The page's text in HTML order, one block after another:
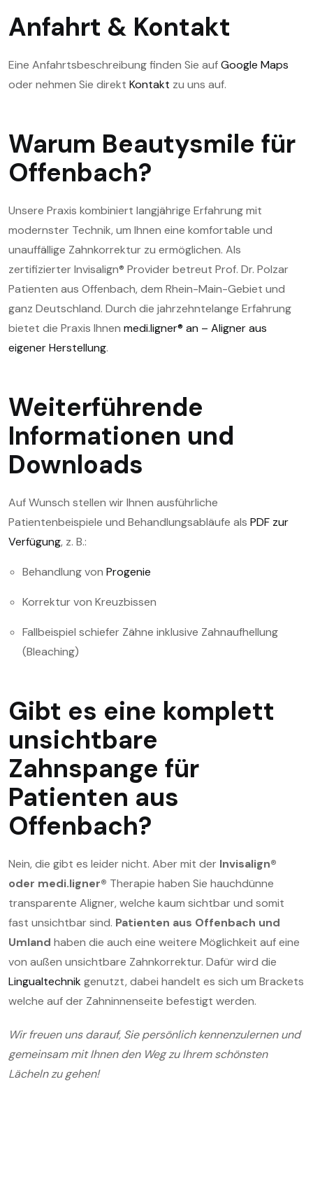
Anfahrt & Kontakt
Eine Anfahrtsbeschreibung finden Sie aufGoogle Maps
oder nehmen Sie direkt Kontakt zu uns auf.
Warum Beautysmile für
Offenbach?
Unsere Praxis kombiniert langjährige Erfahrung mit
modernster Technik, um Ihnen eine komfortable und
unauffällige Zahnkorrektur zu ermöglichen. Als
zertifizierter Invisalign® Provider betreut Prof. Dr. Polzar
Patienten aus Offenbach, dem Rhein-Main-Gebiet und
ganz Deutschland. Durch die jahrzehntelange Erfahrung
bietet die Praxis Ihnen medi.ligner® an – Aligner aus
eigener Herstellung.
Weiterführende
Informationen und
Downloads
Auf Wunsch stellen wir Ihnen ausführliche
Patientenbeispiele und Behandlungsabläufe als PDF zur
Verfügung, z. B.:
Behandlung von Progenie
Korrektur von Kreuzbissen
Fallbeispiel schiefer Zähne inklusive Zahnaufhellung
(Bleaching)
Gibt es eine komplett
unsichtbare
Zahnspange für
Patienten aus
Offenbach?
Nein, die gibt es leider nicht. Aber mit der Invisalign®
oder medi.ligner® Therapie haben Sie hauchdünne
transparente Aligner, welche kaum sichtbar und somit
fast unsichtbar sind. Patienten aus Offenbach und
Umland haben die auch eine weitere Möglichkeit auf eine
von außen unsichtbare Zahnkorrektur. Dafür wird die
Lingualtechnikgenutzt, dabei handelt es sich um Brackets
welche auf der Zahninnenseite befestigt werden.
Wir freuen uns darauf, Sie persönlich kennenzulernen und
gemeinsam mit Ihnen den Weg zu Ihrem schönsten
Lächeln zu gehen!